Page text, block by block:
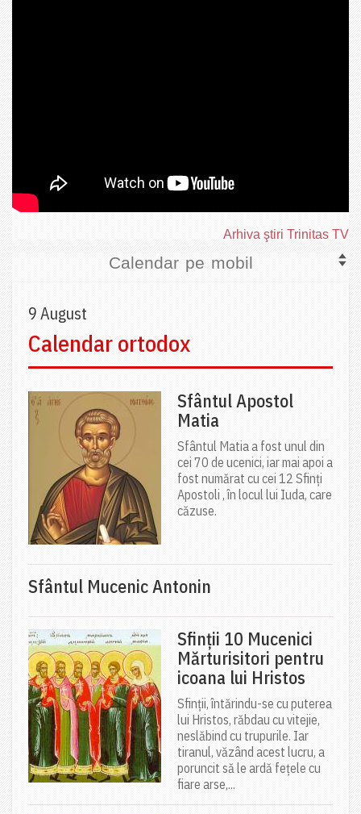
Arhiva ştiri Trinitas TV
Calendar pe mobil
9 August
Calendar ortodox
Sfântul Apostol
Matia
Sfântul Matia a fost unul din
cei 70 de ucenici, iar mai apoi a
fost numărat cu cei 12 Sfinți
Apostoli , în locul lui Iuda, care
căzuse.
Sfântul Mucenic Antonin
Sfinții 10 Mucenici
Mărturisitori pentru
icoana lui Hristos
Sfinții, întărindu-se cu puterea
lui Hristos, răbdau cu vitejie,
neslăbind cu trupurile. Iar
tiranul, văzând acest lucru, a
poruncit să le ardă fețele cu
fiare arse,...